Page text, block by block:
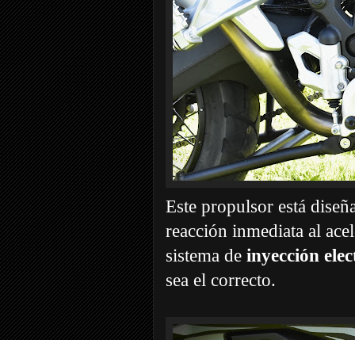
Este propulsor está
reacción inmediata al
sistema de inyección
sea el correcto.